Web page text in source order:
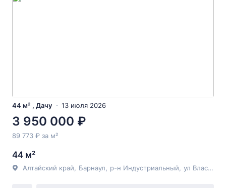
44 м² , Дачу 13 июля 2026
3 950 000 ₽
89 773 ₽ за м²
44 м²
Алтайский край Барнаул р-н Индустриальный ул Власихинская